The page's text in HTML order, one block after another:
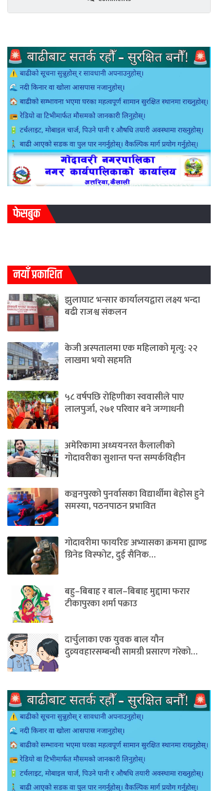
फेसबुक
नयाँ प्रकाशित
झुलाघाट भन्सार कार्यालयद्वारा लक्ष्य भन्दा
बढी राजश्व संकलन
केजी अस्पतालमा एक महिलाको मृत्यु: २२
लाखमा भयो सहमति
५८ वर्षपछि रोहिणीका स्ववासीले पाए
लालपुर्जा, २७१ परिवार बने जग्गाधनी
अमेरिकामा अध्ययनरत कैलालीको
गोदावरीका सुशान्त पन्त सम्पर्कविहीन
कञ्चनपुरको पुनर्वासका विद्यार्थीमा बेहोस हुने
समस्या, पठनपाठन प्रभावित
गोदावरीमा फायरिङ अभ्यासका क्रममा ह्याण्ड
ग्रिनेड विस्फोट, दुई सैनिक…
बहु–बिबाह र बाल–बिबाह मुद्दामा फरार
टीकापुरका शर्मा पक्राउ
दार्चुलाका एक युवक बाल यौन
दुव्र्यवहारसम्बन्धी सामग्री प्रसारण गरेको…